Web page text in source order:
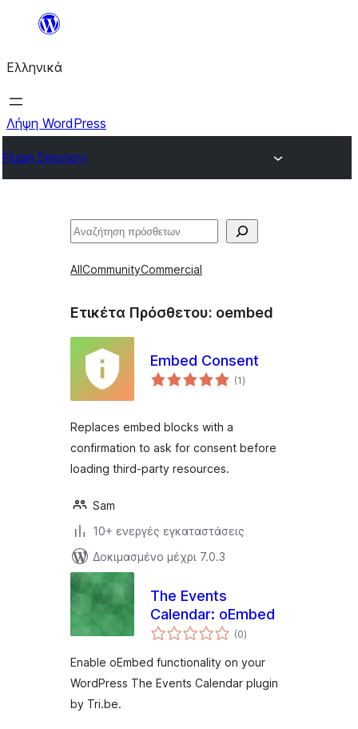
Μετάβαση
περιεχόμενο
Ελληνικά
Λήψη WordPress
Plugin Directory
Αναζήτηση
AllCommunityCommercial
Ετικέτα Πρόσθετου: oembed
Embed Consent
(1αξιολογήσεις
σύνολο
)
Replaces embed blocks with a
confirmation to ask for consent before
loading third-party resources.
Sam
10+ ενεργές εγκαταστάσεις
Δοκιμασμένο μέχρι 7.0.3
The Events
Calendar: oEmbed
(0αξιολογήσεις
σύνολο
)
Enable oEmbed functionality on your
WordPress The Events Calendar plugin
by Tri.be.